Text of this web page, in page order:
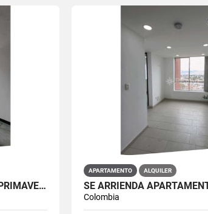
SE ARRIENDA APARTAMENTO EN PRIMAVERA 6-39 ET 2 PISO 3 PARS ESTRENAR
APARTAMENTO ALQUILER
Colombia